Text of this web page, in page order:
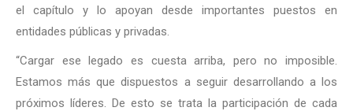
el capítulo y lo apoyan desde importantes puestos en
entidades públicas y privadas.
“Cargar ese legado es cuesta arriba, pero no imposible.
Estamos más que dispuestos a seguir desarrollando a los
próximos líderes. De esto se trata la participación de cada